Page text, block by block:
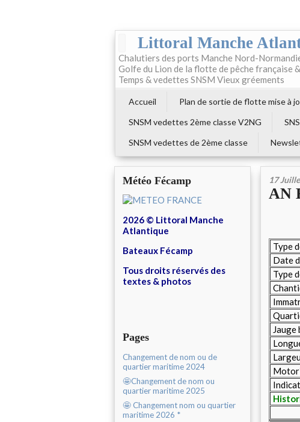
Littoral Manche
Chalutiers des ports Manche Nord-
Golfe du Lion de la flotte de pêche française
Temps & vedettes SNSM Vieux gréements
Accueil Plan de sortie de flotte mise à
SNSM vedettes 2ème classe V2NG
SNSM vedettes de 2ème classe
Météo Fécamp
2026 © Littoral Manche
Atlantique
Bateaux Fécamp
Tous droits réservés des
textes & photos
Pages
Changement de nom ou de
quartier maritime 2024
🤩Changement de nom ou
quartier maritime 2025
🤩 Changement nom ou quartier
maritime 2026 *
17
AN
Type
Date
Type
Jauge